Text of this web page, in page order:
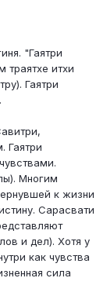
"Гаятри
траятхе итхи
Гаятри
Гаятри
Многим
к жизни
Сарасвати
и дел). Хотя у
как чувства
сила